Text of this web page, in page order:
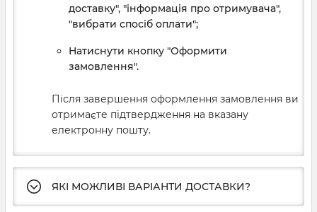
доставку", "інформація про отримувача",
"вибрати спосіб оплати";
Натиснути кнопку "Оформити
замовлення".
Після завершення оформлення замовлення ви
отримаєте підтвердження на вказану
електронну пошту.
ЯКІ МОЖЛИВІ ВАРІАНТИ ДОСТАВКИ?